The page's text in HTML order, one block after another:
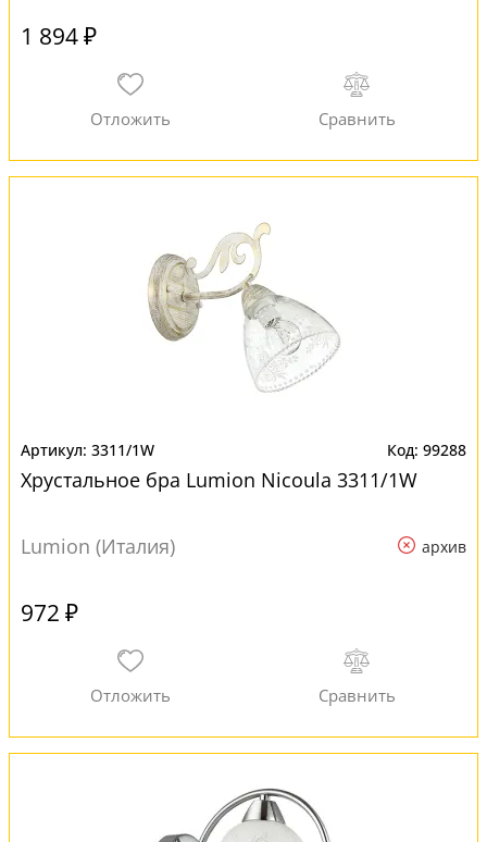
1 894 ₽
3311/1W 99288
Хрустальное бра Lumion Nicoula 3311/1W
Lumion (Италия) архив
972 ₽